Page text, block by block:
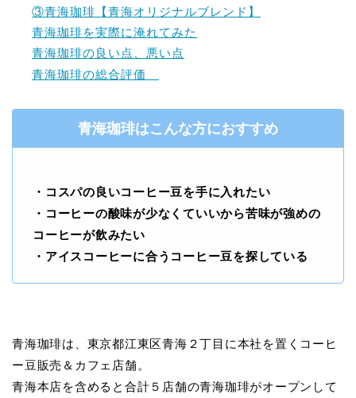
③青海珈琲【青海オリジナルブレンド】
青海珈琲を実際に淹れてみた
青海珈琲の良い点、悪い点
青海珈琲の総合評価
青海珈琲はこんな方におすすめ
・コスパの良いコーヒー豆を手に入れたい
・コーヒーの酸味が少なくていいから苦味が強めの
コーヒーが飲みたい
・アイスコーヒーに合うコーヒー豆を探している
青海珈琲は、東京都江東区青海２丁目に本社を置くコーヒ
ー豆販売＆カフェ店舗。
青海本店を含めると合計５店舗の青海珈琲がオープンして